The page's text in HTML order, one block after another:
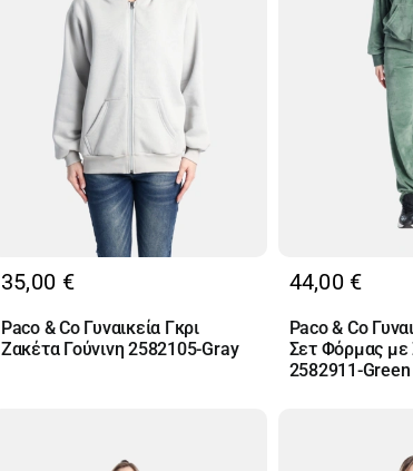
35,00 €
Paco & Co Γυναικεία Γκρι
Ζακέτα Γούνινη 2582105-Gray
44,00 €
Paco & Co
Σετ Φόρμας με
2582911-Green